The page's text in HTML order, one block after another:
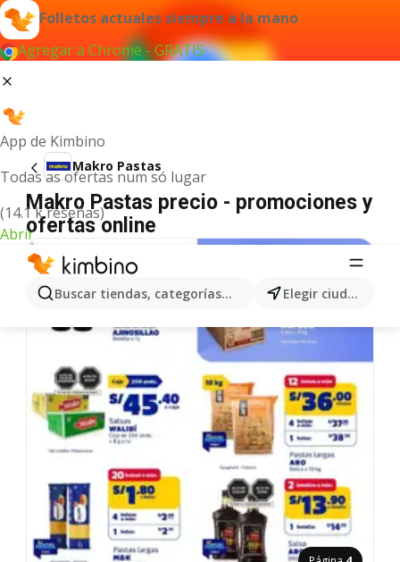
Folletos actuales siempre a la mano
Agregar a Chrome - GRATIS
App de Kimbino
Todas as ofertas num só lugar
(14.1 k reseñas)
Abrir
Buscar tiendas, categorías, productos... Elegir ciudad
Makro Pastas
Makro Pastas precio - promociones y
ofertas online